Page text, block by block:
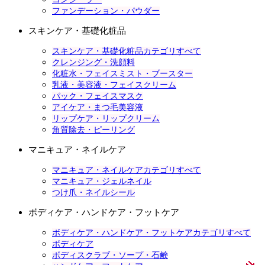
ファンデーション・パウダー
スキンケア・基礎化粧品
スキンケア・基礎化粧品カテゴリすべて
クレンジング・洗顔料
化粧水・フェイスミスト・ブースター
乳液・美容液・フェイスクリーム
パック・フェイスマスク
アイケア・まつ毛美容液
リップケア・リップクリーム
角質除去・ピーリング
マニキュア・ネイルケア
マニキュア・ネイルケアカテゴリすべて
マニキュア・ジェルネイル
つけ爪・ネイルシール
ボディケア・ハンドケア・フットケア
ボディケア・ハンドケア・フットケアカテゴリすべて
ボディケア
ボディスクラブ・ソープ・石鹸